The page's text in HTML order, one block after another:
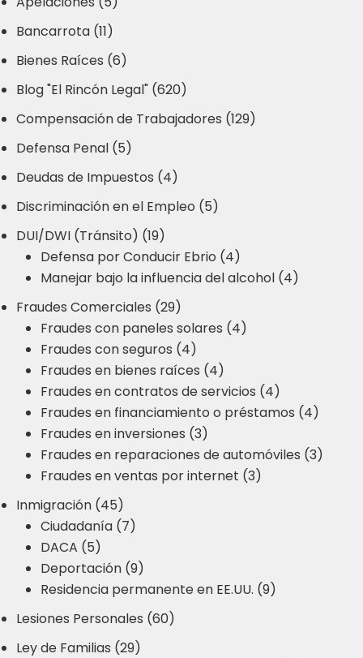
Bancarrota (11)
Bienes Raíces (6)
Blog "El Rincón Legal" (620)
Compensación de Trabajadores (129)
Defensa Penal (5)
Deudas de Impuestos (4)
Discriminación en el Empleo (5)
DUI/DWI (Tránsito) (19)
Defensa por Conducir Ebrio (4)
Manejar bajo la influencia del alcohol (4)
Fraudes Comerciales (29)
Fraudes con paneles solares (4)
Fraudes con seguros (4)
Fraudes en bienes raíces (4)
Fraudes en contratos de servicios (4)
Fraudes en financiamiento o préstamos (4)
Fraudes en inversiones (3)
Fraudes en reparaciones de automóviles (3)
Fraudes en ventas por internet (3)
Inmigración (45)
Ciudadanía (7)
DACA (5)
Deportación (9)
Residencia permanente en EE.UU. (9)
Lesiones Personales (60)
Ley de Familias (29)